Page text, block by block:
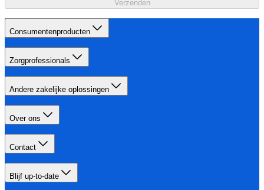
Verzenden
Consumentenproducten
Zorgprofessionals
Andere zakelijke oplossingen
Over ons
Contact
Blijf up-to-date